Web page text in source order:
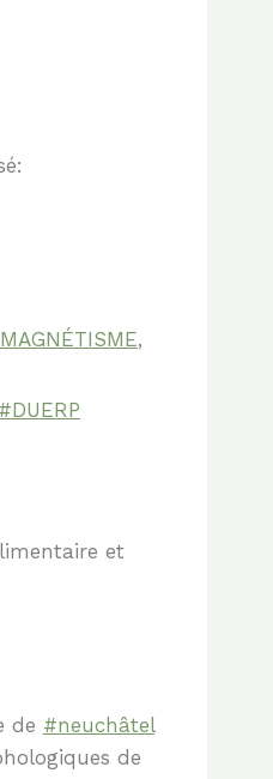
,
#DUERP
et
de #neuchâtel
de